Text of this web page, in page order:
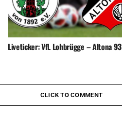
Liveticker: VfL Lohbrügge – Altona 93
CLICK TO COMMENT